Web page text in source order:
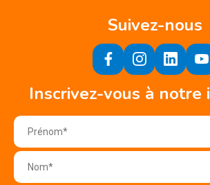
Suivez-nous
Inscrivez-vous à